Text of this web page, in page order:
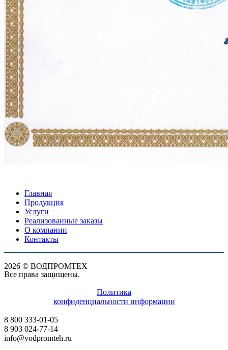
Главная
Продукция
Услуги
Реализованные заказы
О компании
Контакты
2026 © ВОДПРОМТЕХ
Все права защищены.
Политика
конфиденциальности информации
8 800 333-01-05
8 903 024-77-14
info@vodpromteh.ru